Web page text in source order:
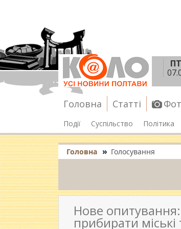
Головна Статті
Події Суспільство Політика
Головна » Голосування
Нове
прибирати міські